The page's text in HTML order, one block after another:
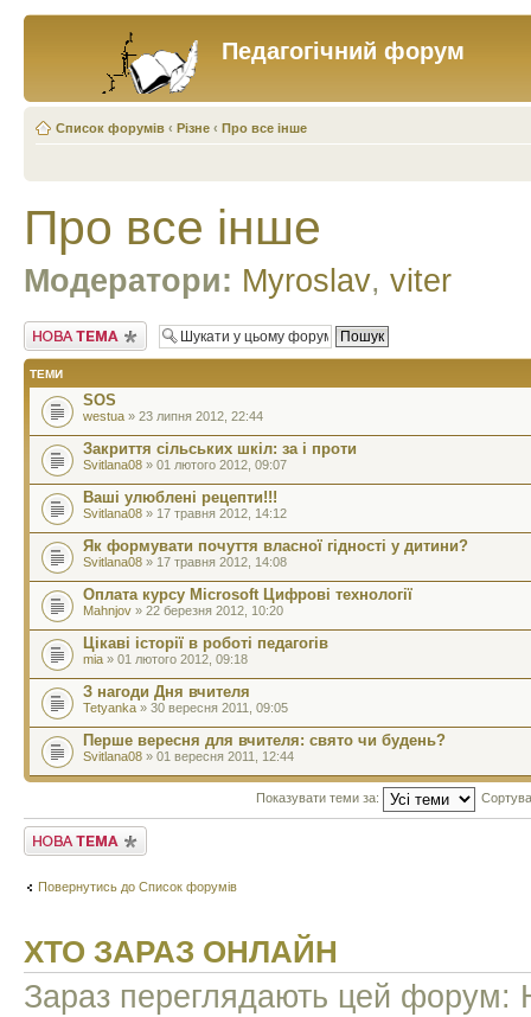
Педагогічний форум
Список форумів ‹ Різне ‹ Про все інше
Про все інше
Модератори: Myroslav, viter
Створити нову тему
ТЕМИ
SOS
westua » 23 липня 2012, 22:44
Закриття сільських шкіл: за і проти
Svitlana08 » 01 лютого 2012, 09:07
Ваші улюблені рецепти!!!
Svitlana08 » 17 травня 2012, 14:12
Як формувати почуття власної гідності у дитини?
Svitlana08 » 17 травня 2012, 14:08
Оплата курсу Microsoft Цифрові технології
Mahnjov » 22 березня 2012, 10:20
Цікаві історії в роботі педагогів
mia » 01 лютого 2012, 09:18
З нагоди Дня вчителя
Tetyanka » 30 вересня 2011, 09:05
Перше вересня для вчителя: свято чи будень?
Svitlana08 » 01 вересня 2011, 12:44
Показувати теми за:
Створити нову тему
Повернутись до Список форумів
ХТО ЗАРАЗ ОНЛАЙН
Зараз переглядають цей форум: